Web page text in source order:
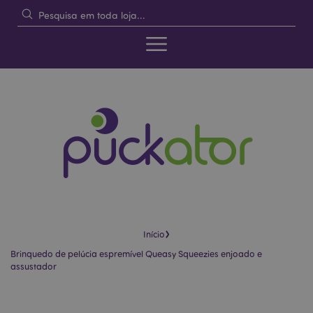
Início›
Brinquedo de pelúcia espremível Queasy Squeezies enjoado e
assustador